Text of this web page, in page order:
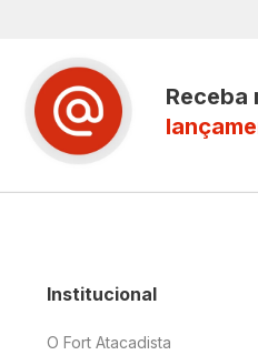
Receba
Institucional
O Fort Atacadista